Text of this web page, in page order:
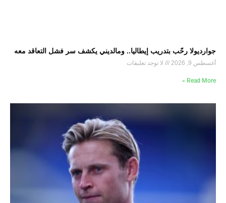
جوارديولا رحّب بتدريب إيطاليا.. ومالديني يكشف سر فشل التعاقد معه
أغسطس 9, 2026 لا توجد تعليقات
Read More »